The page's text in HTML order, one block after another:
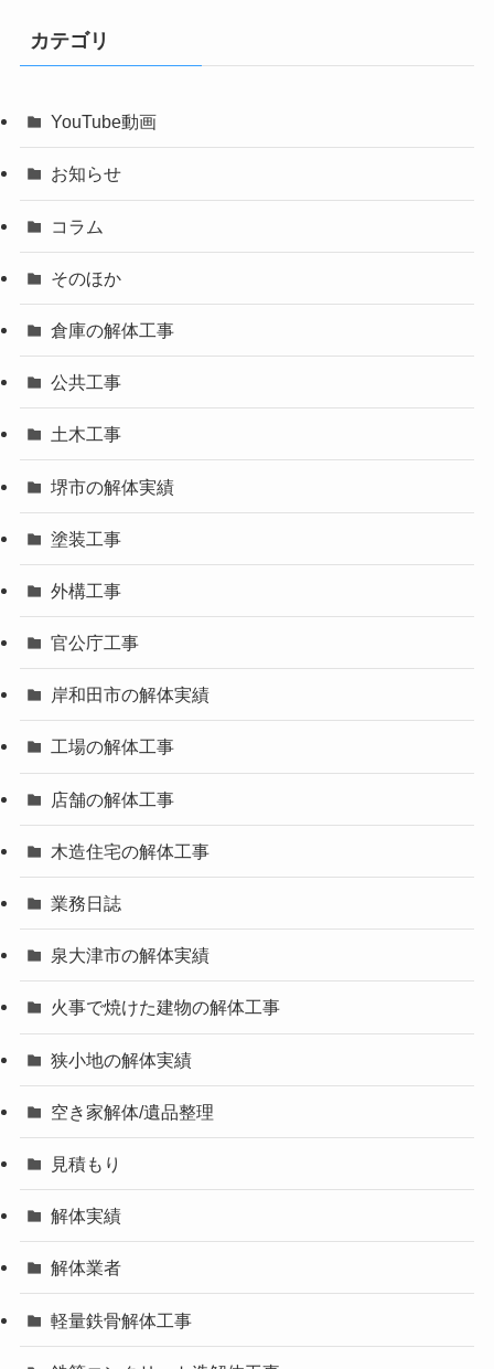
カテゴリ
YouTube動画
お知らせ
コラム
そのほか
倉庫の解体工事
公共工事
土木工事
堺市の解体実績
塗装工事
外構工事
官公庁工事
岸和田市の解体実績
工場の解体工事
店舗の解体工事
木造住宅の解体工事
業務日誌
泉大津市の解体実績
火事で焼けた建物の解体工事
狭小地の解体実績
空き家解体/遺品整理
見積もり
解体実績
解体業者
軽量鉄骨解体工事